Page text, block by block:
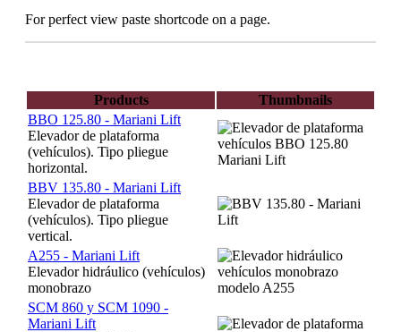
For perfect view paste shortcode on a page.
Products
Thumbnails
BBO 125.80 - Mariani Lift
Elevador de plataforma
(vehículos). Tipo pliegue
horizontal.
BBV 135.80 - Mariani Lift
Elevador de plataforma
(vehículos). Tipo pliegue
vertical.
A255 - Mariani Lift
Elevador hidráulico (vehículos)
monobrazo
SCM 860 y SCM 1090 -
Mariani Lift